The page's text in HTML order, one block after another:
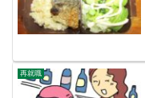
再就職